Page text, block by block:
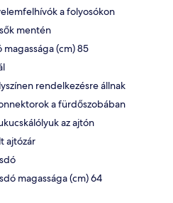
a folyosókon
mentén
magassága (cm) 85
rendelkezésre állnak
a fürdőszobában
az ajtón
ajtózár
magassága (cm) 64